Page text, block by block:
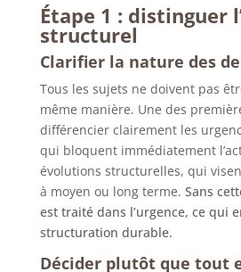
Étape 1 : distinguer
structurel
Clarifier la nature des
Tous les sujets ne doivent pas
même manière. Une des
différencier clairement les
qui bloquent immédiatement
évolutions structurelles, qui
à moyen ou long terme. Sans
est traité dans l’urgence, ce qui
structuration durable.
Décider plutôt que tout